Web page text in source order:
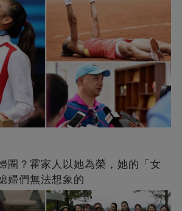
圈？霍家人以她為榮，她的「女
婦們無法想象的